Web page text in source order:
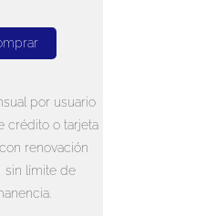
por usuario
crédito o tarjeta
renovación
sin límite de